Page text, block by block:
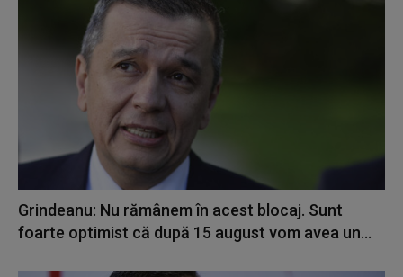
Grindeanu: Nu rămânem în acest blocaj. Sunt
foarte optimist că după 15 august vom avea un...